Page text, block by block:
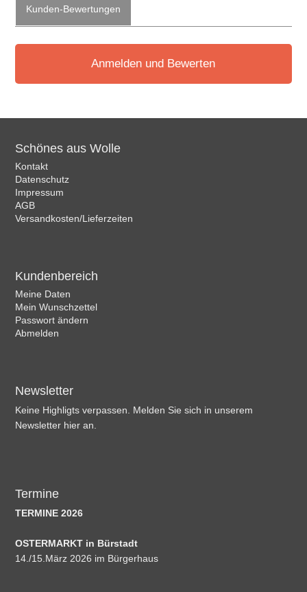
Kunden-Bewertungen
Anmelden und Bewerten
Schönes aus Wolle
Kontakt
Datenschutz
Impressum
AGB
Versandkosten/Lieferzeiten
Kundenbereich
Meine Daten
Mein Wunschzettel
Passwort ändern
Abmelden
Newsletter
Keine Highligts verpassen. Melden Sie sich in unserem
Newsletter hier an.
Termine
TERMINE 2026
OSTERMARKT in Bürstadt
14./15.März 2026 im Bürgerhaus